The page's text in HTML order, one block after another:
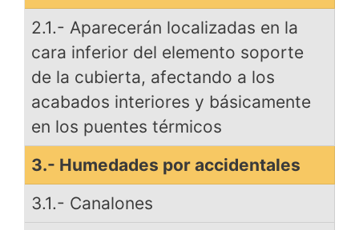
2.1.- Aparecerán localizadas en la
cara inferior del elemento soporte
de la cubierta, afectando a los
acabados interiores y básicamente
en los puentes térmicos
3.- Humedades por accidentales
3.1.- Canalones